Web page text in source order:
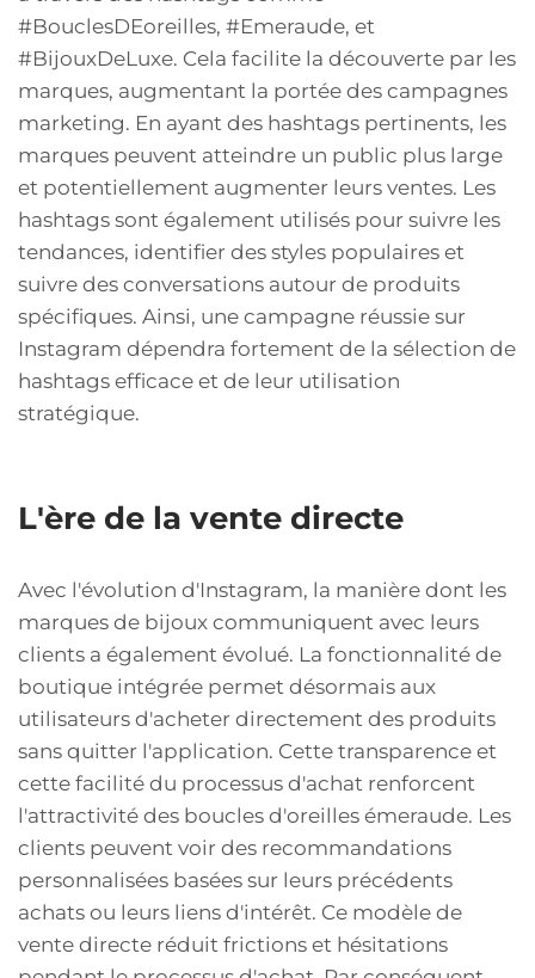
#BouclesDEoreilles, #Emeraude, et
#BijouxDeLuxe. Cela facilite la découverte par les
marques, augmentant la portée des campagnes
marketing. En ayant des hashtags pertinents, les
marques peuvent atteindre un public plus large
et potentiellement augmenter leurs ventes. Les
hashtags sont également utilisés pour suivre les
tendances, identifier des styles populaires et
suivre des conversations autour de produits
spécifiques. Ainsi, une campagne réussie sur
Instagram dépendra fortement de la sélection de
hashtags efficace et de leur utilisation
stratégique.
L'ère de la vente directe
Avec l'évolution d'Instagram, la manière dont les
marques de bijoux communiquent avec leurs
clients a également évolué. La fonctionnalité de
boutique intégrée permet désormais aux
utilisateurs d'acheter directement des produits
sans quitter l'application. Cette transparence et
cette facilité du processus d'achat renforcent
l'attractivité des boucles d'oreilles émeraude. Les
clients peuvent voir des recommandations
personnalisées basées sur leurs précédents
achats ou leurs liens d'intérêt. Ce modèle de
vente directe réduit frictions et hésitations